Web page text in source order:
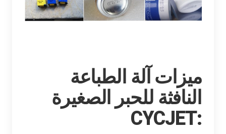
ميزات آلة الطباعة
النافثة للحبر الصغيرة
CYCJET: